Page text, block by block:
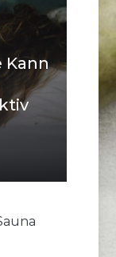
Kann